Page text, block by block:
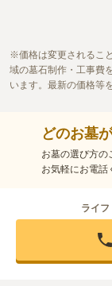
この霊園はまだ誰か
価格は変更されるこ
域の墓石制作・工事費
います。最新の価格等
どのお墓
お墓の選び方の
お気軽にお電話
ライ